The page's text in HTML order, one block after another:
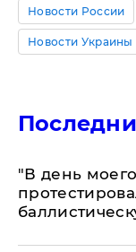
Новости России
Новости Украины
​"В день